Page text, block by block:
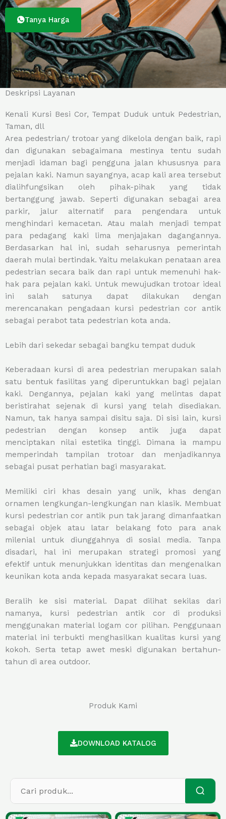
Tanya Harga
Deskripsi Layanan
Kenali Kursi Besi Cor, Tempat Duduk untuk Pedestrian,
Taman, dll
Area pedestrian/ trotoar yang dikelola dengan baik, rapi
dan digunakan sebagaimana mestinya tentu sudah
menjadi idaman bagi pengguna jalan khususnya para
pejalan kaki. Namun sayangnya, acap kali area tersebut
dialihfungsikan oleh pihak-pihak yang tidak
bertanggung jawab. Seperti digunakan sebagai area
parkir, jalur alternatif para pengendara untuk
menghindari kemacetan. Atau malah menjadi tempat
para pedagang kaki lima menjajakan dagangannya.
Berdasarkan hal ini, sudah seharusnya pemerintah
daerah mulai bertindak. Yaitu melakukan penataan area
pedestrian secara baik dan rapi untuk memenuhi hak-
hak para pejalan kaki. Untuk mewujudkan trotoar ideal
ini salah satunya dapat dilakukan dengan
merencanakan pengadaan kursi pedestrian cor antik
sebagai perabot tata pedestrian kota anda.
Lebih dari sekedar sebagai bangku tempat duduk
Keberadaan kursi di area pedestrian merupakan salah
satu bentuk fasilitas yang diperuntukkan bagi pejalan
kaki. Dengannya, pejalan kaki yang melintas dapat
beristirahat sejenak di kursi yang telah disediakan.
Namun, tak hanya sampai disitu saja. Di sisi lain, kursi
pedestrian dengan konsep antik juga dapat
menciptakan nilai estetika tinggi. Dimana ia mampu
memperindah tampilan trotoar dan menjadikannya
sebagai pusat perhatian bagi masyarakat.
Memiliki ciri khas desain yang unik, khas dengan
ornamen lengkungan-lengkungan nan klasik. Membuat
kursi pedestrian cor antik pun tak jarang dimanfaatkan
sebagai objek atau latar belakang foto para anak
milenial untuk diunggahnya di sosial media. Tanpa
disadari, hal ini merupakan strategi promosi yang
efektif untuk menunjukkan identitas dan mengenalkan
keunikan kota anda kepada masyarakat secara luas.
Beralih ke sisi material. Dapat dilihat sekilas dari
namanya, kursi pedestrian antik cor di produksi
menggunakan material logam cor pilihan. Penggunaan
material ini terbukti menghasilkan kualitas kursi yang
kokoh. Serta tetap awet meski digunakan bertahun-
tahun di area outdoor.
Produk Kami
DOWNLOAD KATALOG